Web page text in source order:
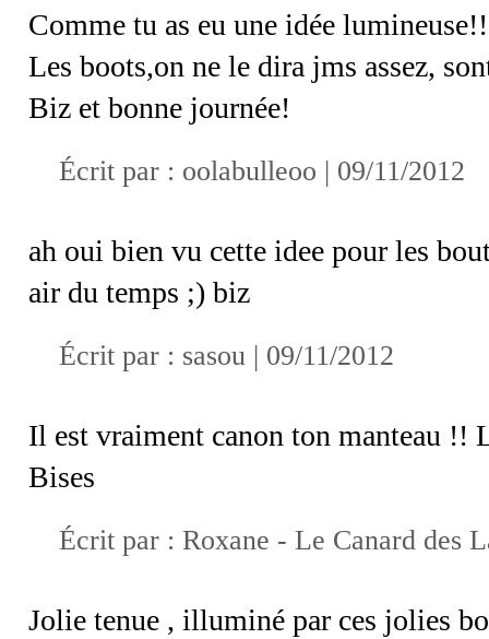
Comme tu as eu une idée
Les boots,on ne le dira jms assez,
Biz et bonne journée!
Écrit par : oolabulleoo | 09/11/2012
ah oui bien vu cette idee pour les
air du temps ;) biz
Écrit par : sasou | 09/11/2012
Il est vraiment canon ton manteau !!
Bises
Écrit par : Roxane - Le Canard des
Jolie tenue , illuminé par ces jolies